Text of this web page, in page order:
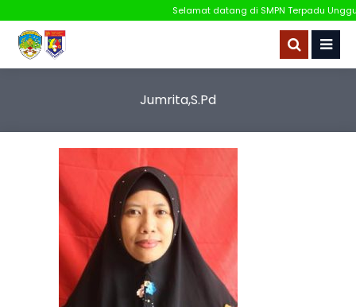
Selamat datang di SMPN Terpadu
Jumrita,S.Pd